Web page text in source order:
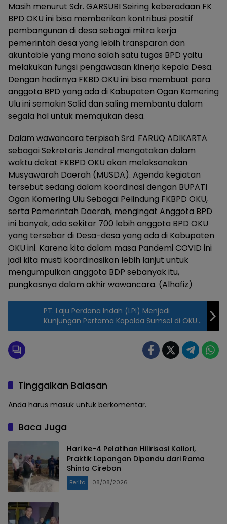
Masih menurut Sdr. GARSUBI Seiring keberadaan FK
BPD OKU ini bisa memberikan kontribusi positif
pembangunan di desa sebagai mitra kerja
pemerintah desa yang lebih transparan dan
akuntable yang mana salah satu tugas BPD yaitu
melakukan fungsi pengawasan kinerja kepala Desa.
Dengan hadirnya FKBD OKU ini bisa membuat para
anggota BPD yang ada di Kabupaten Ogan Komering
Ulu ini semakin Solid dan saling membantu dalam
segala hal untuk memajukan desa.
Dalam wawancara terpisah Srd. FARUQ ADIKARTA
sebagai Sekretaris Jendral mengatakan dalam
waktu dekat FKBPD OKU akan melaksanakan
Musyawarah Daerah (MUSDA). Agenda kegiatan
tersebut sedang dalam koordinasi dengan BUPATI
Ogan Komering Ulu Sebagai Pelindung FKBPD OKU,
serta Pemerintah Daerah, mengingat Anggota BPD
ini banyak, ada sekitar 700 lebih anggota BPD OKU
yang tersebar di Desa-desa yang ada di Kabupaten
OKU ini. Karena kita dalam masa Pandemi COVID ini
jadi kita musti koordinasikan lebih lanjut untuk
mengumpulkan anggota BDP sebanyak itu,
pungkasnya dalam akhir wawancara. (Alhafiz)
PT. Laju Perdana Indah (LPI) Menjadi
Kunjungan Pertama Kapolda Sumsel di OKU
Timur
Tinggalkan Balasan
Anda harus masuk untuk berkomentar.
Baca Juga
Hari ke-4 Pelatihan Hilirisasi Kaliori,
Praktik Lapangan Dipandu dari Rama
Shinta Cirebon
Berita 08/08/2026